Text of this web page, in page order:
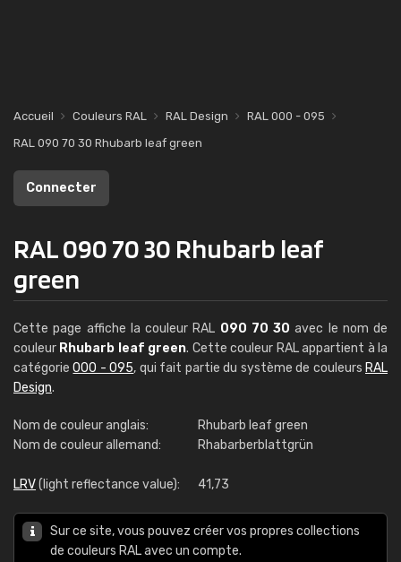
Accueil Couleurs RAL RAL Design
RAL 000 - 095
RAL 090 70 30 Rhubarb leaf green
Connecter
RAL 090 70 30 Rhubarb leaf
green
Cette page affiche la couleur RAL 090 70 30 avec le nom de
couleur Rhubarb leaf green. Cette couleur RAL appartient à la
catégorie000 - 095, qui fait partie du système de couleurs RAL
Design.
Nom de couleur anglais:
Rhubarb leaf green
Nom de couleur allemand:
Rhabarberblattgrün
LRV(light reflectance value): 41,73
Sur ce site, vous pouvez créer vos propres collections
de couleurs RAL avec un compte.